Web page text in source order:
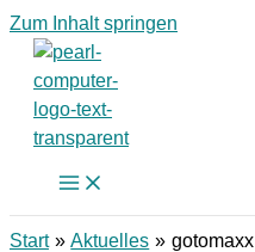
Zum Inhalt springen
Start Aktuelles gotomaxx